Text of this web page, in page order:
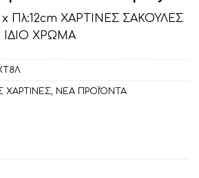
Πλ:12cm ΧΑΡΤΙΝΕΣ ΣΑΚΟΥΛΕΣ
ΙΔΙΟ ΧΡΩΜΑ
ΧΑΡΤΙΝΕΣ, ΝΕΑ ΠΡΟΪΌΝΤΑ